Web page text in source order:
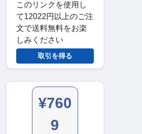
このリンクを使用し
て12022円以上のご注
文で送料無料をお楽
しみください
取引を得る
¥760
9